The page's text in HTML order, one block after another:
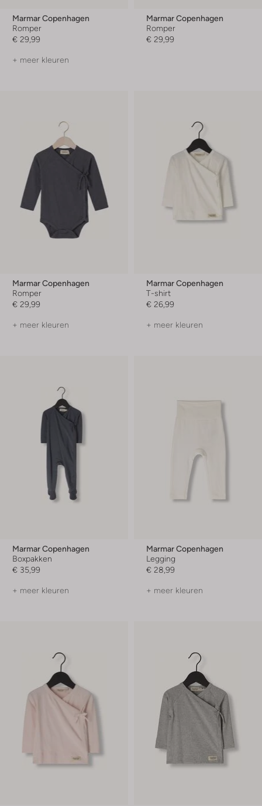
Marmar Copenhagen
Romper
€ 29,99
+ meer kleuren
Marmar Copenhagen
Romper
€ 29,99
Marmar Copenhagen
Romper
€ 29,99
+ meer kleuren
Marmar Copenhagen
T-shirt
€ 26,99
+ meer kleuren
Marmar Copenhagen
Boxpakken
€ 35,99
+ meer kleuren
Marmar Copenhagen
Legging
€ 28,99
+ meer kleuren